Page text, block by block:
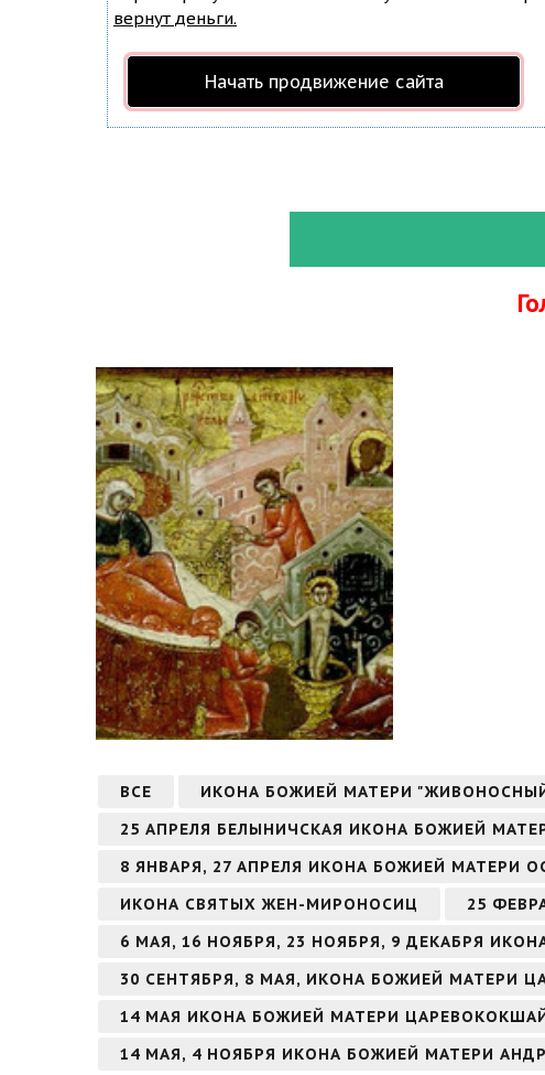
вернут деньги.
Начать продвижение сайта
ВСЕ ИКОНА БОЖИЕЙ МАТЕРИ
25 АПРЕЛЯ БЕЛЫНИЧСКАЯ ИКОНА БОЖИЕЙ
8 ЯНВАРЯ, 27 АПРЕЛЯ ИКОНА БОЖИЕЙ МАТЕРИ
ИКОНА СВЯТЫХ ЖЕН-МИРОНОСИЦ
25
6 МАЯ, 16 НОЯБРЯ, 23 НОЯБРЯ, 9 ДЕКАБРЯ
30 СЕНТЯБРЯ, 8 МАЯ, ИКОНА БОЖИЕЙ МАТЕРИ
14 МАЯ ИКОНА БОЖИЕЙ МАТЕРИ
14 МАЯ, 4 НОЯБРЯ ИКОНА БОЖИЕЙ МАТЕРИ